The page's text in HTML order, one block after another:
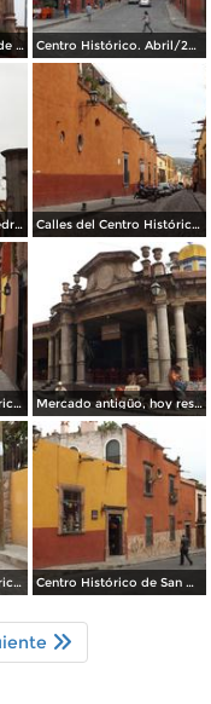
Estilo gótico Catedral de San Miguel. Abril/2014 Centro Histórico. Abril/2014
De estilo gótico la catedral de San miguel. Abril/2014 Calles del Centro Histórico. Abril/2014
Calles del Centro Histórico. Abril/2014 Mercado antigüo, hoy restaurantes típicos. Abril/2014
Calles del Centro Histórico. Abril/2014 Centro Histórico de San Miguel de Allende. Abril/2014